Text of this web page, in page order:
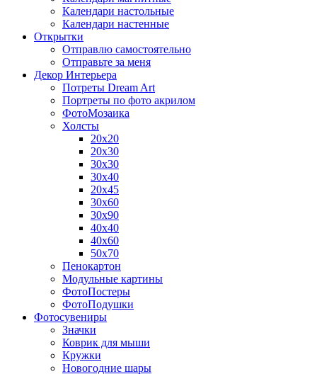
Календари настольные
Календари настенные
Открытки
Отправлю самостоятельно
Отправьте за меня
Декор Интерьера
Потреты Dream Art
Портреты по фото акрилом
ФотоМозаика
Холсты
20х20
20х30
30х30
30х40
20х45
30х60
30х90
40х40
40х60
50х70
Пенокартон
Модульные картины
ФотоПостеры
ФотоПодушки
Фотоcувениры
Значки
Коврик для мыши
Кружки
Новогодние шары